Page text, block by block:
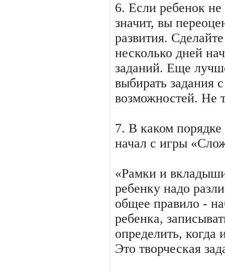
6. Если ребенок не
значит, вы
развития.
несколько дней
заданий. Еще
выбирать задания
возможностей. Не
7. В каком
начал с игры
«Рамки и
ребенку надо
общее правило -
ребенка,
определить, когда
Это творческая